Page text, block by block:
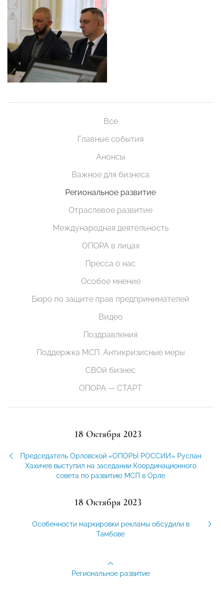
Все
Главные события
Анонсы
Важное для бизнеса
Региональное развитие
Отраслевое развитие
Международная деятельность
ОПОРА в лицах
Пресса о нас
Особое мнение
Бюро по защите прав предпринимателей
Видео
Поздравления
Поддержка МСП. Антикризисные меры
СВОй бизнес
ОПОРА — СТАРТ
18 Октября 2023
Председатель Орловской «ОПОРЫ РОССИИ» Руслан
Хахичев выступил на заседании Координационного
совета по развитию МСП в Орле
18 Октября 2023
Особенности маркировки рекламы обсудили в
Тамбове
Региональное развитие